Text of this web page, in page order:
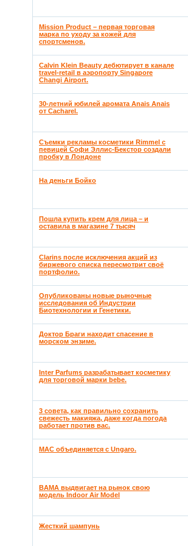
Mission Product – первая торговая
марка по уходу за кожей для
спортсменов.
Calvin Klein Beauty дебютирует в канале
travel-retail в аэропорту Singapore
Changi Airport.
30-летний юбилей аромата Anais Anais
от Cacharel.
Съемки рекламы косметики Rimmel с
певицей Софи Эллис-Бекстор создали
пробку в Лондоне
На деньги Бойко
Пошла купить крем для лица – и
оставила в магазине 7 тысяч
Clarins после исключения акций из
биржевого списка пересмотрит своё
портфолио.
Опубликованы новые рыночные
исследования об Индустрии
Биотехнологии и Генетики.
Доктор Браги находит спасение в
морском энзиме.
Inter Parfums разрабатывает косметику
для торговой марки bebe.
3 совета, как правильно сохранить
свежесть макияжа, даже когда погода
работает против вас.
MAC объединяется с Ungaro.
BAMA выдвигает на рынок свою
модель Indoor Air Model
Жесткий шампунь